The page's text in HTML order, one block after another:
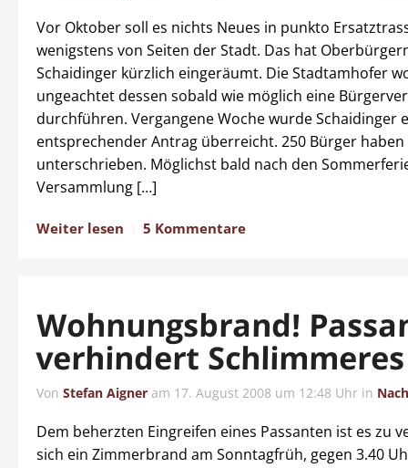
Vor Oktober soll es nichts Neues in punkto
wenigstens von Seiten der Stadt. Das hat
Schaidinger kürzlich eingeräumt. Die Stadtamhofer
ungeachtet dessen sobald wie möglich eine
durchführen. Vergangene Woche wurde Schaidinger
entsprechender Antrag überreicht. 250 Bürger
unterschrieben. Möglichst bald nach den
Versammlung […]
Weiter lesen 5 Kommentare
Wohnungsbrand!
verhindert Schlimmeres
Von Stefan Aigner am 17. August 2008 um 12:48 Uhr in
Dem beherzten Eingreifen eines Passanten ist es zu
sich ein Zimmerbrand am Sonntagfrüh, gegen 3.40